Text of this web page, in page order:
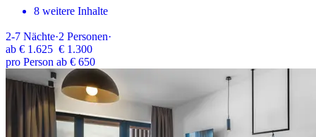
8 weitere Inhalte
2-7 Nächte·2 Personen·
ab € 1.625 € 1.300
pro Person ab € 650